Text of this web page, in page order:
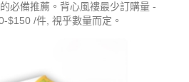
必備推薦。背心風褸最少訂購量 -
$150 /件, 視乎數量而定。